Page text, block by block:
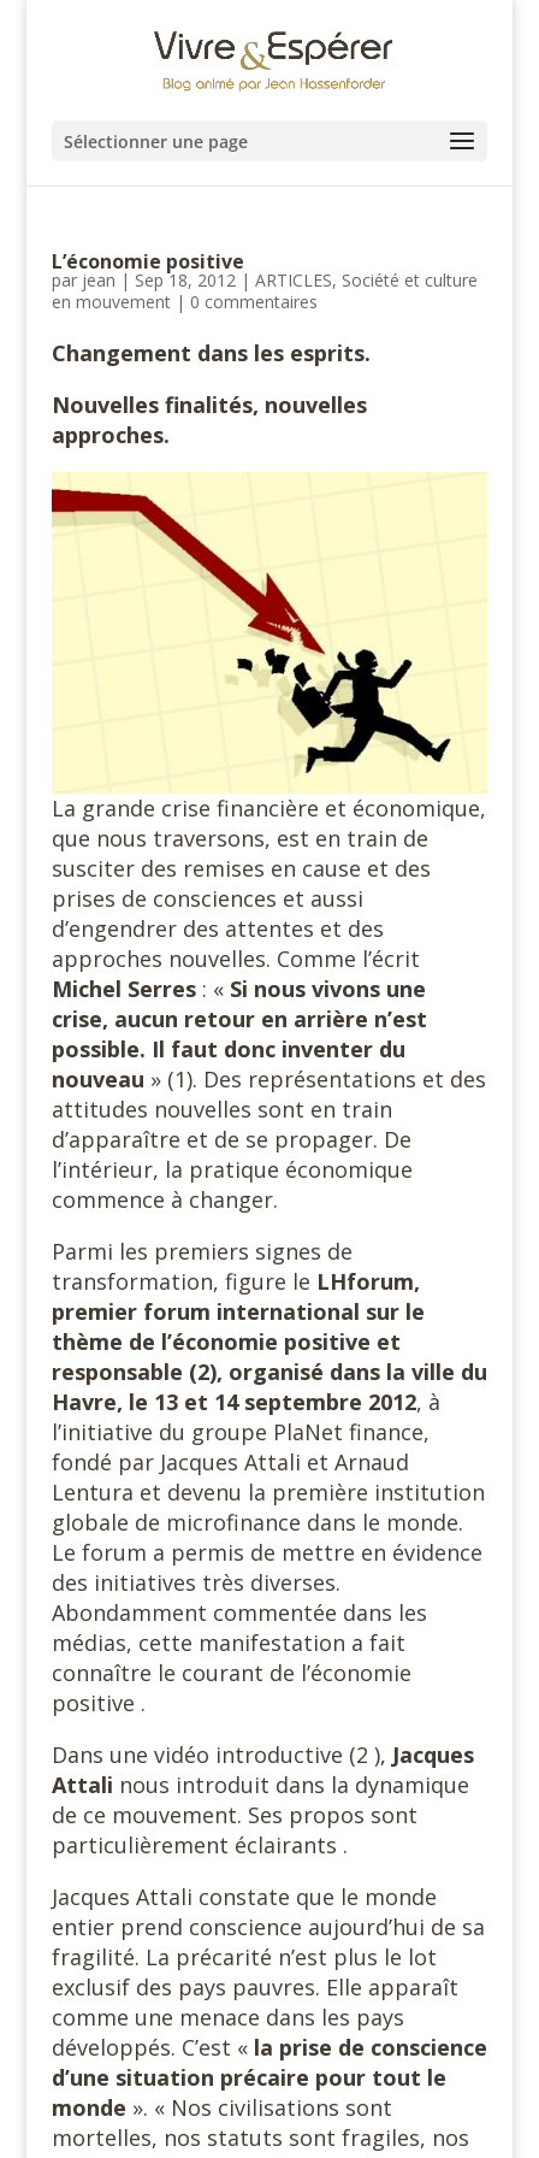
Sélectionner une page
L’économie positive
par jean | Sep 18, 2012| ARTICLES, Société et culture
en mouvement| 0 commentaires
Changement dans les esprits.
Nouvelles finalités, nouvelles
approches.
La grande crise financière et économique,
que nous traversons, est en train de
susciter des remises en cause et des
prises de consciences et aussi
d’engendrer des attentes et des
approches nouvelles. Comme l’écrit
Michel Serres : « Si nous vivons une
crise, aucun retour en arrière n’est
possible. Il faut donc inventer du
nouveau » (1). Des représentations et des
attitudes nouvelles sont en train
d’apparaître et de se propager. De
l’intérieur, la pratique économique
commence à changer.
Parmi les premiers signes de
transformation, figure le LHforum,
premier forum international sur le
thème de l’économie positive et
responsable (2), organisé dans la ville du
Havre, le 13 et 14 septembre 2012, à
l’initiative du groupe PlaNet finance,
fondé par Jacques Attali et Arnaud
Lentura et devenu la première institution
globale de microfinance dans le monde.
Le forum a permis de mettre en évidence
des initiatives très diverses.
Abondamment commentée dans les
médias, cette manifestation a fait
connaître le courant de l’économie
positive .
Dans une vidéo introductive (2 ), Jacques
Attali nous introduit dans la dynamique
de ce mouvement. Ses propos sont
particulièrement éclairants .
Jacques Attali constate que le monde
entier prend conscience aujourd’hui de sa
fragilité. La précarité n’est plus le lot
exclusif des pays pauvres. Elle apparaît
comme une menace dans les pays
développés. C’est « la prise de conscience
d’une situation précaire pour tout le
monde ». « Nos civilisations sont
mortelles, nos statuts sont fragiles, nos